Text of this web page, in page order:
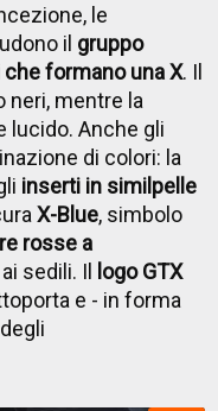
le
il gruppo
formano una X. Il
mentre la
lucido. Anche gli
di colori: la
inserti in similpelle
X-Blue, simbolo
rosse a
sedili. Il logo GTX
e - in forma